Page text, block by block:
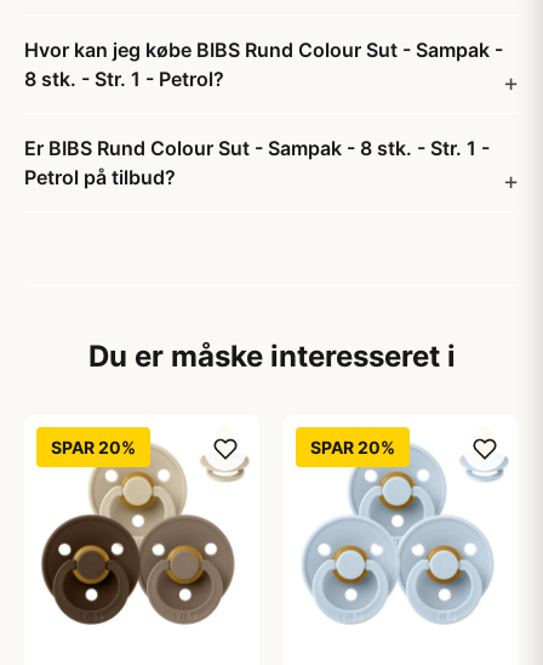
Hvor kan jeg købe BIBS Rund Colour Sut - Sampak -
8 stk. - Str. 1 - Petrol?
Er BIBS Rund Colour Sut - Sampak - 8 stk. - Str. 1 -
Petrol på tilbud?
Du er måske interesseret i
SPAR 20% SPAR 20%